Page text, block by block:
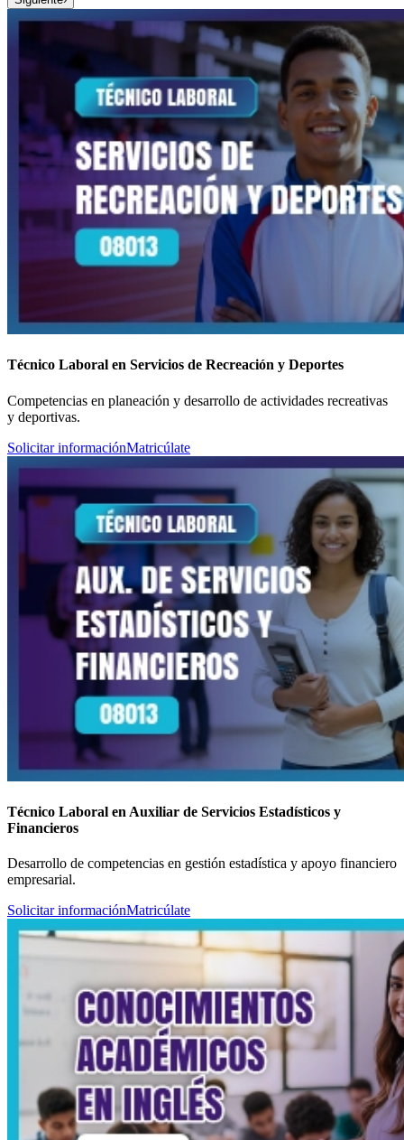
Técnico Laboral en Servicios de Recreación y Deportes
Competencias en planeación y desarrollo de actividades recreativas
y deportivas.
Solicitar informaciónMatricúlate
Técnico Laboral en Auxiliar de Servicios Estadísticos y
Financieros
Desarrollo de competencias en gestión estadística y apoyo financiero
empresarial.
Solicitar informaciónMatricúlate